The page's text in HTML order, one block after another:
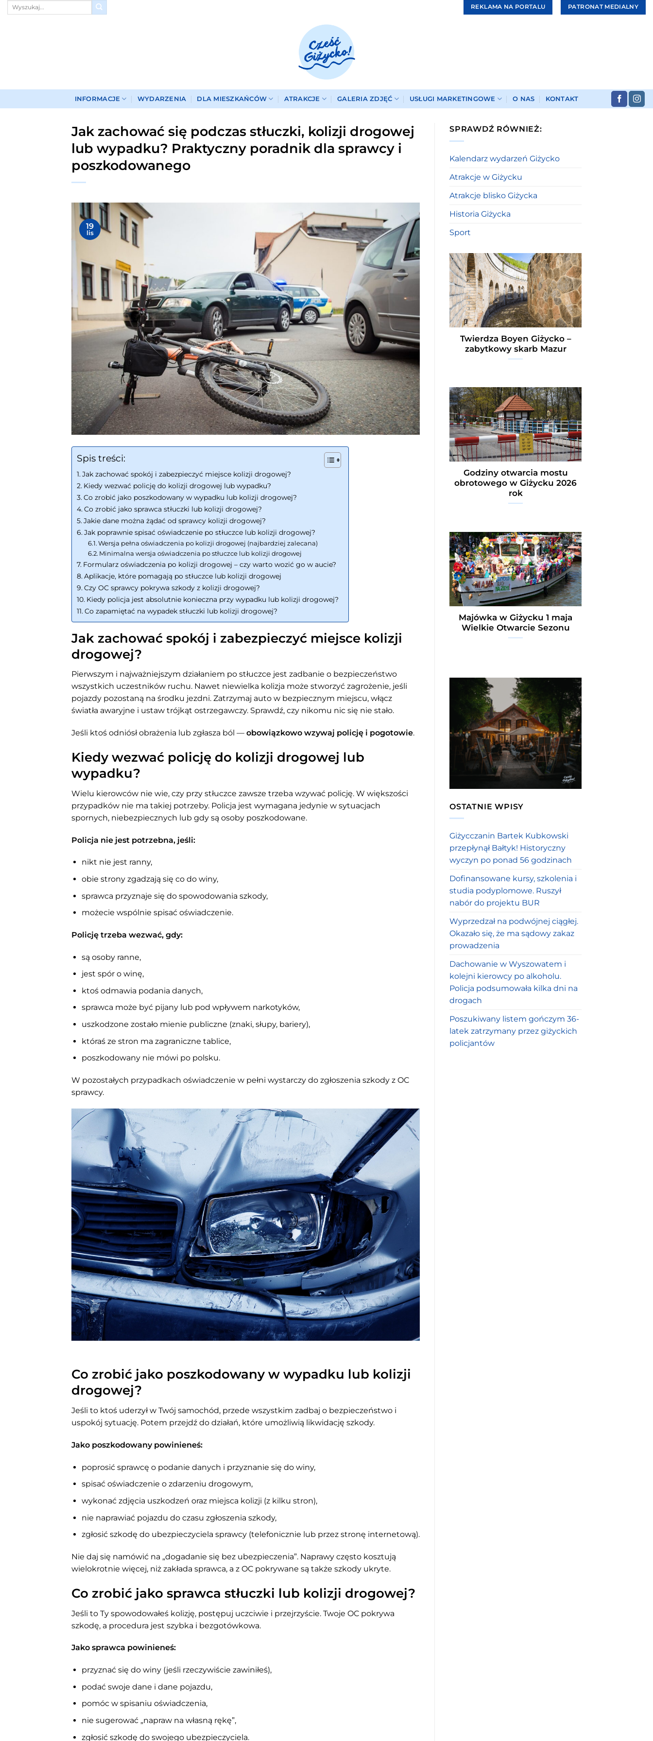
Przewiń
REKLAMA NA PORTALU PATRONAT MEDIALNY
INFORMACJE WYDARZENIA DLA MIESZKAŃCÓW ATRAKCJE GALERIA ZDJĘĆ USŁUGI MARKETINGOWE O NAS KONTAKT
Jak zachować się podczas stłuczki, kolizji drogowej
lub wypadku? Praktyczny poradnik dla sprawcy i
poszkodowanego
19
lis
Spis treści:
Jak zachować spokój i zabezpieczyć miejsce kolizji drogowej?
Kiedy wezwać policję do kolizji drogowej lub wypadku?
Co zrobić jako poszkodowany w wypadku lub kolizji drogowej?
Co zrobić jako sprawca stłuczki lub kolizji drogowej?
Jakie dane można żądać od sprawcy kolizji drogowej?
Jak poprawnie spisać oświadczenie po stłuczce lub kolizji drogowej?
Wersja pełna oświadczenia po kolizji drogowej (najbardziej zalecana)
Minimalna wersja oświadczenia po stłuczce lub kolizji drogowej
Formularz oświadczenia po kolizji drogowej – czy warto wozić go w aucie?
Aplikacje, które pomagają po stłuczce lub kolizji drogowej
Czy OC sprawcy pokrywa szkody z kolizji drogowej?
Kiedy policja jest absolutnie konieczna przy wypadku lub kolizji drogowej?
Co zapamiętać na wypadek stłuczki lub kolizji drogowej?
Jak zachować spokój i zabezpieczyć miejsce kolizji
drogowej?
Pierwszym i najważniejszym działaniem po stłuczce jest zadbanie o bezpieczeństwo
wszystkich uczestników ruchu. Nawet niewielka kolizja może stworzyć zagrożenie, jeśli
pojazdy pozostaną na środku jezdni. Zatrzymaj auto w bezpiecznym miejscu, włącz
światła awaryjne i ustaw trójkąt ostrzegawczy. Sprawdź, czy nikomu nic się nie stało.
Jeśli ktoś odniósł obrażenia lub zgłasza ból — obowiązkowo wzywaj policję i pogotowie.
Kiedy wezwać policję do kolizji drogowej lub
wypadku?
Wielu kierowców nie wie, czy przy stłuczce zawsze trzeba wzywać policję. W większości
przypadków nie ma takiej potrzeby. Policja jest wymagana jedynie w sytuacjach
spornych, niebezpiecznych lub gdy są osoby poszkodowane.
Policja nie jest potrzebna, jeśli:
nikt nie jest ranny,
obie strony zgadzają się co do winy,
sprawca przyznaje się do spowodowania szkody,
możecie wspólnie spisać oświadczenie.
Policję trzeba wezwać, gdy:
są osoby ranne,
jest spór o winę,
ktoś odmawia podania danych,
sprawca może być pijany lub pod wpływem narkotyków,
uszkodzone zostało mienie publiczne (znaki, słupy, bariery),
któraś ze stron ma zagraniczne tablice,
poszkodowany nie mówi po polsku.
W pozostałych przypadkach oświadczenie w pełni wystarczy do zgłoszenia szkody z OC
sprawcy.
Co zrobić jako poszkodowany w wypadku lub kolizji
drogowej?
Jeśli to ktoś uderzył w Twój samochód, przede wszystkim zadbaj o bezpieczeństwo i
uspokój sytuację. Potem przejdź do działań, które umożliwią likwidację szkody.
Jako poszkodowany powinieneś:
poprosić sprawcę o podanie danych i przyznanie się do winy,
spisać oświadczenie o zdarzeniu drogowym,
wykonać zdjęcia uszkodzeń oraz miejsca kolizji (z kilku stron),
nie naprawiać pojazdu do czasu zgłoszenia szkody,
zgłosić szkodę do ubezpieczyciela sprawcy (telefonicznie lub przez stronę internetową).
Nie daj się namówić na „dogadanie się bez ubezpieczenia”. Naprawy często kosztują
wielokrotnie więcej, niż zakłada sprawca, a z OC pokrywane są także szkody ukryte.
Co zrobić jako sprawca stłuczki lub kolizji drogowej?
Jeśli to Ty spowodowałeś kolizję, postępuj uczciwie i przejrzyście. Twoje OC pokrywa
szkodę, a procedura jest szybka i bezgotówkowa.
Jako sprawca powinieneś:
przyznać się do winy (jeśli rzeczywiście zawiniłeś),
podać swoje dane i dane pojazdu,
pomóc w spisaniu oświadczenia,
nie sugerować „napraw na własną rękę”,
zgłosić szkodę do swojego ubezpieczyciela.
SPRAWDŹ RÓWNIEŻ:
Kalendarz wydarzeń Giżycko
Atrakcje w Giżycku
Atrakcje blisko Giżycka
Historia Giżycka
Sport
Twierdza Boyen Giżycko –
zabytkowy skarb Mazur
Godziny otwarcia mostu
obrotowego w Giżycku 2026
rok
Majówka w Giżycku 1 maja
Wielkie Otwarcie Sezonu
OSTATNIE WPISY
Giżycczanin Bartek Kubkowski
przepłynął Bałtyk! Historyczny
wyczyn po ponad 56 godzinach
Dofinansowane kursy, szkolenia i
studia podyplomowe. Ruszył
nabór do projektu BUR
Wyprzedzał na podwójnej ciągłej.
Okazało się, że ma sądowy zakaz
prowadzenia
Dachowanie w Wyszowatem i
kolejni kierowcy po alkoholu.
Policja podsumowała kilka dni na
drogach
Poszukiwany listem gończym 36-
latek zatrzymany przez giżyckich
policjantów